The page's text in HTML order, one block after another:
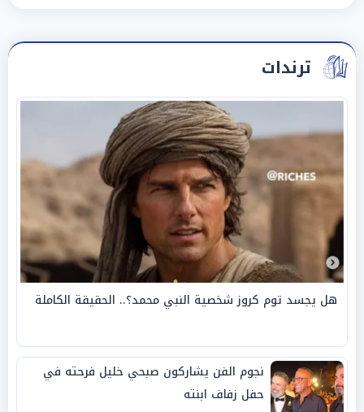
ترندات
هل يجسد توم كروز شخصية النبي محمد؟.. الحقيقة الكاملة
نجوم الفن يشاركون صبحي خليل فرحته في
حفل زفاف ابنته